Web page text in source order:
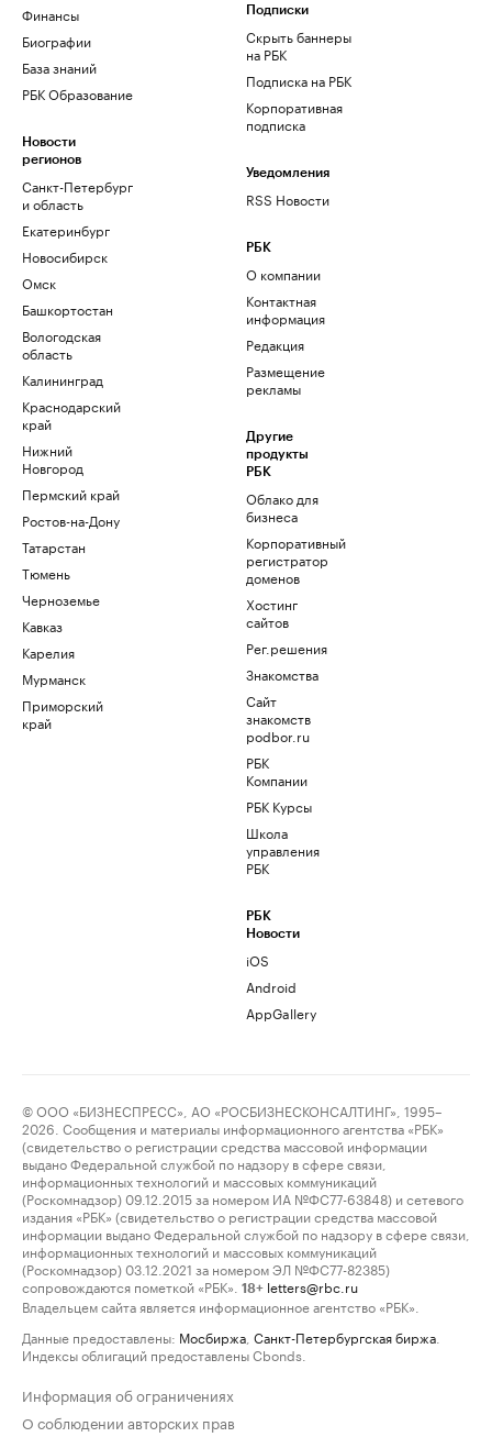
Финансы
Биографии
База знаний
РБК Образование
Новости
регионов
Санкт-Петербург
и область
Екатеринбург
Новосибирск
Омск
Башкортостан
Вологодская
область
Калининград
Краснодарский
край
Нижний
Новгород
Пермский край
Ростов-на-Дону
Татарстан
Тюмень
Черноземье
Кавказ
Карелия
Мурманск
Приморский
край
Подписки
Скрыть баннеры
на РБК
Подписка на РБК
Корпоративная
подписка
Уведомления
RSS Новости
РБК
О компании
Контактная
информация
Редакция
Размещение
рекламы
Другие
продукты
РБК
Облако для
бизнеса
Корпоративный
регистратор
доменов
Хостинг
сайтов
Рег.решения
Знакомства
Сайт
знакомств
podbor.ru
РБК
Компании
РБК Курсы
Школа
управления
РБК
РБК
Новости
iOS
Android
AppGallery
© ООО «БИЗНЕСПРЕСС», АО «РОСБИЗНЕСКОНСАЛТИНГ», 1995–
2026. Сообщения и материалы информационного агентства «РБК»
(свидетельство о регистрации средства массовой информации
выдано Федеральной службой по надзору в сфере связи,
информационных технологий и массовых коммуникаций
(Роскомнадзор) 09.12.2015 за номером ИА №ФС77-63848) и сетевого
издания «РБК» (свидетельство о регистрации средства массовой
информации выдано Федеральной службой по надзору в сфере связи,
информационных технологий и массовых коммуникаций
(Роскомнадзор) 03.12.2021 за номером ЭЛ №ФС77-82385)
сопровождаются пометкой «РБК».
18+ letters@rbc.ru
Владельцем сайта является информационное агентство «РБК».
Данные предоставлены: Мосбиржа Санкт-Петербургская биржа
Индексы облигаций предоставлены Cbonds.
Информация об ограничениях
О соблюдении авторских прав